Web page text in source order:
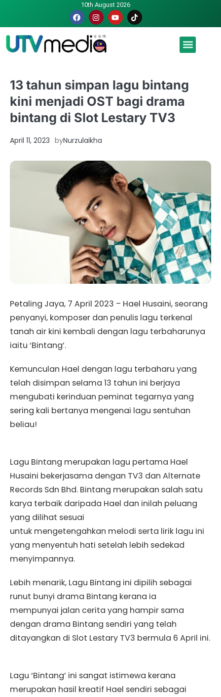
10th August 2026
13 tahun simpan lagu bintang
kini menjadi OST bagi drama
bintang di Slot Lestary TV3
April 11, 2023 byNurzulaikha
Petaling Jaya, 7 April 2023 – Hael Husaini, seorang
penyanyi, komposer dan penulis lagu terkenal
tanah air kini kembali dengan lagu terbaharunya
iaitu ‘Bintang’.
Kemunculan Hael dengan lagu terbaharu yang
telah disimpan selama 13 tahun ini berjaya
mengubati kerinduan peminat tegarnya yang
sering kali bertanya mengenai lagu sentuhan
beliau!
Lagu Bintang merupakan lagu pertama Hael
Husaini bekerjasama dengan TV3 dan Alternate
Records Sdn Bhd. Bintang merupakan salah satu
karya terbaik daripada Hael dan inilah peluang
yang dilihat sesuai
untuk mengetengahkan melodi serta lirik lagu ini
yang menyentuh hati setelah lebih sedekad
menyimpannya.
Lebih menarik, Lagu Bintang ini dipilih sebagai
runut bunyi drama Bintang kerana ia
mempunyai jalan cerita yang hampir sama
dengan drama Bintang sendiri yang telah
ditayangkan di Slot Lestary TV3 bermula 6 April ini.
Lagu ‘Bintang’ ini sangat istimewa kerana
merupakan hasil kreatif Hael sendiri sebagai